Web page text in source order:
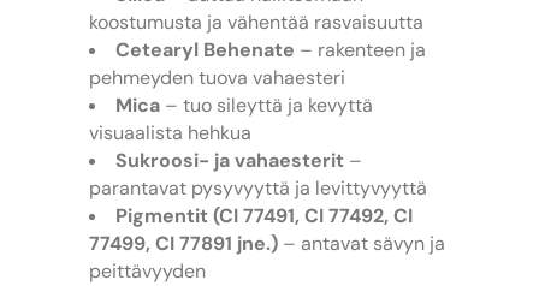
koostumusta ja vähentää rasvaisuutta
Cetearyl Behenate – rakenteen ja
pehmeyden tuova vahaesteri
Mica – tuo sileyttä ja kevyttä
visuaalista hehkua
Sukroosi- ja vahaesterit –
parantavat pysyvyyttä ja levittyvyyttä
Pigmentit (CI 77491, CI 77492, CI
77499, CI 77891 jne.) – antavat sävyn ja
peittävyyden